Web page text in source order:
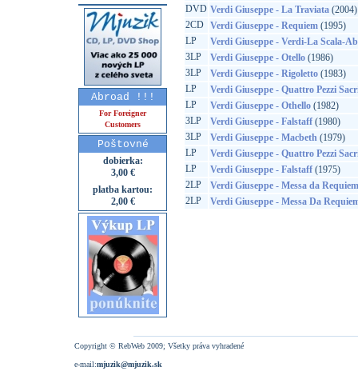
Abroad !!!
For Foreigner
Customers
Poštovné
dobierka:
3,00 €
platba kartou:
2,00 €
DVD Verdi Giuseppe - La Traviata(2004)
2CD
Verdi Giuseppe - Requiem(1995)
LP
Verdi Giuseppe - Verdi-La Scala-
3LP
Verdi Giuseppe - Otello(1986)
3LP
Verdi Giuseppe - Rigoletto(1983)
LP
Verdi Giuseppe - Quattro Pezzi
LP
Verdi Giuseppe - Othello(1982)
3LP
Verdi Giuseppe - Falstaff(1980)
3LP
Verdi Giuseppe - Macbeth(1979)
LP
Verdi Giuseppe - Quattro Pezzi
LP
Verdi Giuseppe - Falstaff(1975)
2LP
Verdi Giuseppe - Messa da Requiem
2LP
Verdi Giuseppe - Messa Da
Copyright © RebWeb 2009; Všetky práva vyhradené
e-mail:mjuzik@mjuzik.sk